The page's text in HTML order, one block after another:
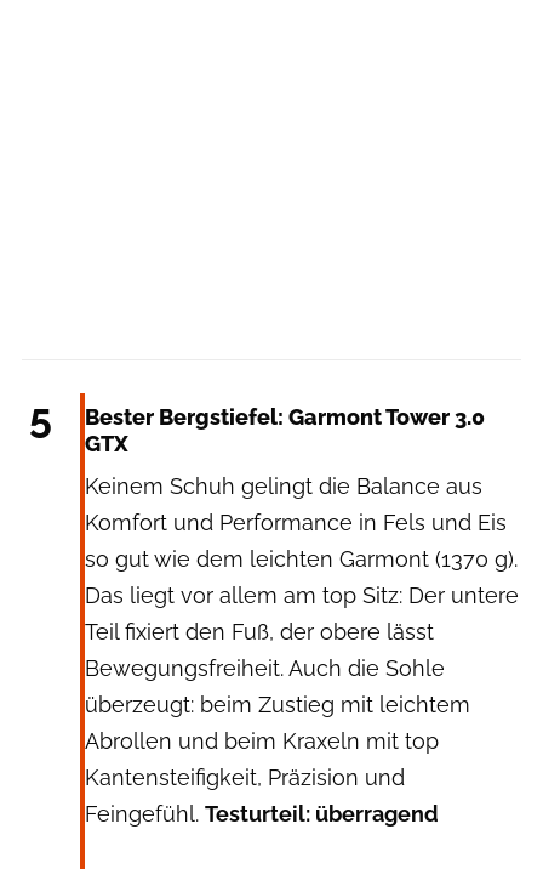
5
Bester Bergstiefel: Garmont Tower 3.0
GTX
Keinem Schuh gelingt die Balance aus
Komfort und Performance in Fels und Eis
so gut wie dem leichten Garmont (1370 g).
Das liegt vor allem am top Sitz: Der untere
Teil fixiert den Fuß, der obere lässt
Bewegungsfreiheit. Auch die Sohle
überzeugt: beim Zustieg mit leichtem
Abrollen und beim Kraxeln mit top
Kantensteifigkeit, Präzision und
Feingefühl. Testurteil: überragend